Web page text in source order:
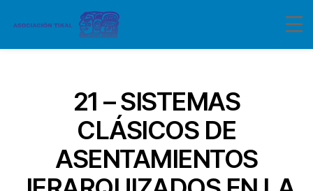
21 – SISTEMAS
CLÁSICOS DE
ASENTAMIENTOS